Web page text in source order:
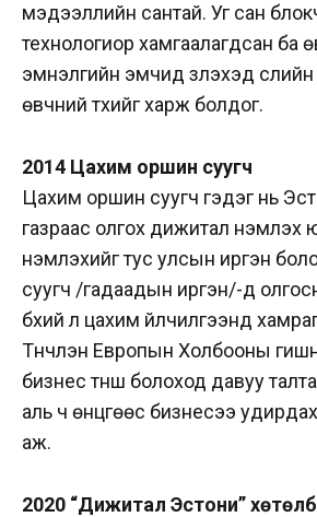
мэдээллийн сантай. Уг сан
технологиор хамгаалагдсан ба
эмнэлгийн эмчид үзүүлэхэд
өвчний түүхийг харж болдог.
2014 Цахим оршин суугч
Цахим оршин суугч гэдэг нь
газраас олгох дижитал үнэмлэх
үнэмлэхийг тус улсын иргэн
суугч /гадаадын иргэн/-д
бүхий л цахим үйлчилгээнд
Түүнчлэн Европын Холбооны
бизнес түнш болоход давуу
аль ч өнцгөөс бизнесээ
аж.
2020 “Дижитал Эстони”